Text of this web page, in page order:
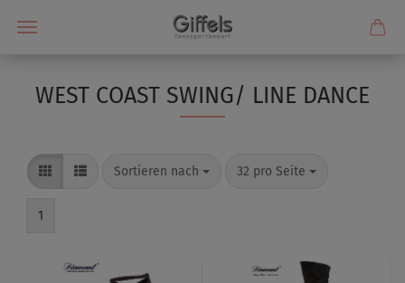
WEST COAST SWING/ LINE DANCE
Sortieren nach 32 pro Seite
1